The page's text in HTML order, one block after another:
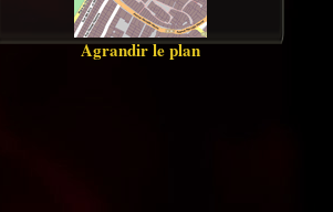
Agrandir le plan